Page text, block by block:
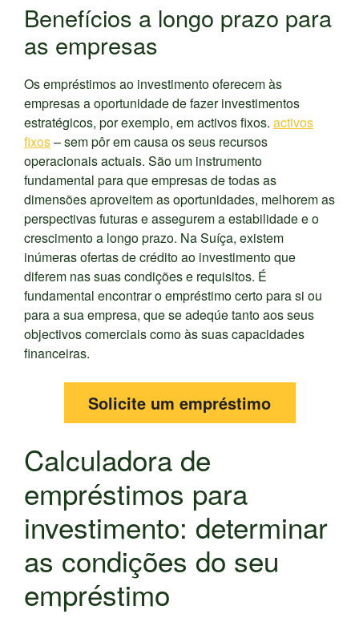
Benefícios a longo prazo para
as empresas
Os empréstimos ao investimento oferecem às
empresas a oportunidade de fazer investimentos
estratégicos, por exemplo, em activos fixos. activos
fixos– sem pôr em causa os seus recursos
operacionais actuais. São um instrumento
fundamental para que empresas de todas as
dimensões aproveitem as oportunidades, melhorem as
perspectivas futuras e assegurem a estabilidade e o
crescimento a longo prazo. Na Suíça, existem
inúmeras ofertas de crédito ao investimento que
diferem nas suas condições e requisitos. É
fundamental encontrar o empréstimo certo para si ou
para a sua empresa, que se adeqúe tanto aos seus
objectivos comerciais como às suas capacidades
financeiras.
Solicite um empréstimo
Calculadora de
empréstimos para
investimento: determinar
as condições do seu
empréstimo